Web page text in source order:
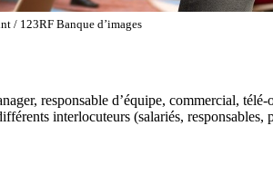
/ 123RF Banque d’images
responsable d’équipe, commercial,
interlocuteurs (salariés,